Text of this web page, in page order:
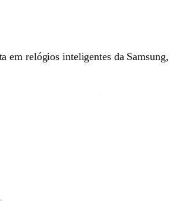
em relógios inteligentes da